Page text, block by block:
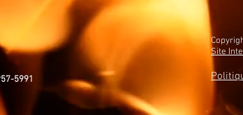
5991
Site